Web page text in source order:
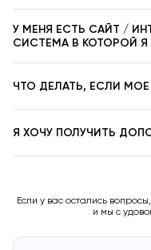
У МЕНЯ ЕСТЬ САЙТ /
СИСТЕМА В КОТОРОЙ Я
ЧТО ДЕЛАТЬ, ЕСЛИ
Я ХОЧУ ПОЛУЧИТЬ
Если у вас остались
и мы с